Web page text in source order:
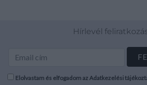
Hírlevél
Elolvastam és elfogadom az Adatkezelési